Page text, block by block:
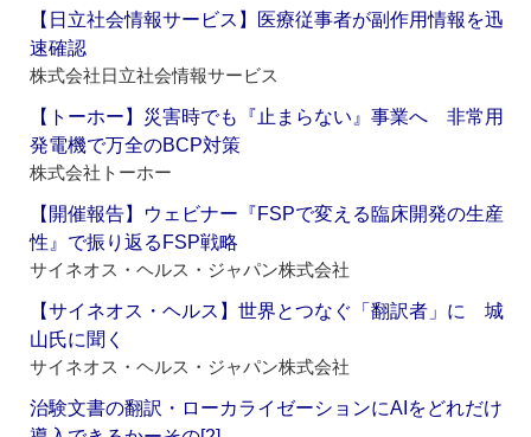
【日立社会情報サービス】医療従事者が副作用情報を迅
速確認
株式会社日立社会情報サービス
【トーホー】災害時でも『止まらない』事業へ 非常用
発電機で万全のBCP対策
株式会社トーホー
【開催報告】ウェビナー『FSPで変える臨床開発の生産
性』で振り返るFSP戦略
サイネオス・ヘルス・ジャパン株式会社
【サイネオス・ヘルス】世界とつなぐ「翻訳者」に 城
山氏に聞く
サイネオス・ヘルス・ジャパン株式会社
治験文書の翻訳・ローカライゼーションにAIをどれだけ